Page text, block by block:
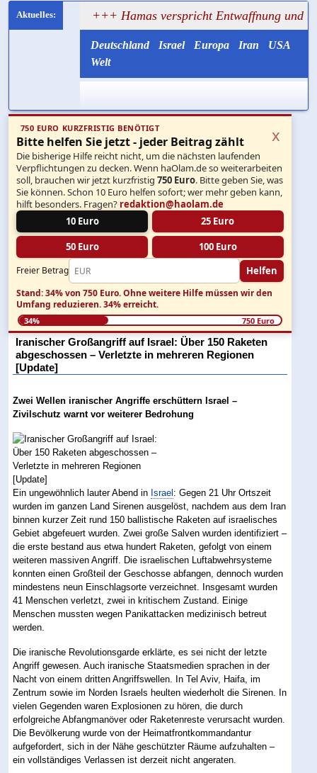
+++ Hamas verspricht Entwaffnung und ruft zugleich
Deutschland Israel Europa Iran
USA
Welt
750 EURO KURZFRISTIG BENÖTIGT
Bitte helfen Sie jetzt - jeder Beitrag zählt
Die bisherige Hilfe reicht nicht, um die nächsten laufenden
Verpflichtungen zu decken. Wenn haOlam.de so weiterarbeiten
soll, brauchen wir jetzt kurzfristig750 Euro. Bitte geben Sie, was
Sie können. Schon 10 Euro helfen sofort; wer mehr geben kann,
hilft besonders. Fragen? redaktion@haolam.de
10 Euro
25 Euro
50 Euro 100 Euro
Freier Betrag Helfen
x
Stand: 34% von 750 Euro.Ohne weitere Hilfe müssen wir den
Umfang reduzieren.34% erreicht.
34% 750 Euro
Iranischer Großangriff auf Israel: Über 150 Raketen
abgeschossen – Verletzte in mehreren Regionen
[Update]
Zwei Wellen iranischer Angriffe erschüttern Israel –
Zivilschutz warnt vor weiterer Bedrohung
Ein ungewöhnlich lauter Abend in Israel : Gegen 21 Uhr Ortszeit
wurden im ganzen Land Sirenen ausgelöst, nachdem aus dem Iran
binnen kurzer Zeit rund 150 ballistische Raketen auf israelisches
Gebiet abgefeuert wurden. Zwei große Salven wurden identifiziert –
die erste bestand aus etwa hundert Raketen, gefolgt von einem
weiteren massiven Angriff. Die israelischen Luftabwehrsysteme
konnten einen Großteil der Geschosse abfangen, dennoch wurden
mindestens neun Einschlagsorte verzeichnet. Insgesamt wurden
41 Menschen verletzt, zwei in kritischem Zustand. Einige
Menschen mussten wegen Panikattacken medizinisch betreut
werden.
Die iranische Revolutionsgarde erklärte, es sei nicht der letzte
Angriff gewesen. Auch iranische Staatsmedien sprachen in der
Nacht von einem dritten Angriffswellen. In Tel Aviv, Haifa, im
Zentrum sowie im Norden Israels heulten wiederholt die Sirenen. In
vielen Gegenden waren Explosionen zu hören, die durch
erfolgreiche Abfangmanöver oder Raketenreste verursacht wurden.
Die Bevölkerung wurde von der Heimatfrontkommandantur
aufgefordert, sich in der Nähe geschützter Räume aufzuhalten –
ein vollständiges Verlassen ist derzeit nicht angeraten.